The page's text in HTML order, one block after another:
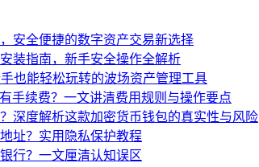
安全便捷的数字资产交易新选择
装指南，新手安全操作全解析
也能轻松玩转的波场资产管理工具
手续费？一文讲清费用规则与操作要点
深度解析这款加密货币钱包的真实性与风险
址？实用隐私保护教程
行？一文厘清认知误区